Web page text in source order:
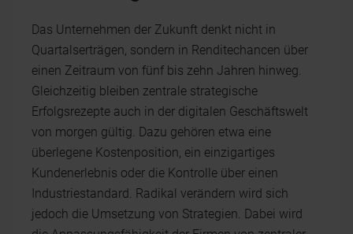
Das Unternehmen der Zukunft denkt nicht in
Quartalserträgen, sondern in Renditechancen über
einen Zeitraum von fünf bis zehn Jahren hinweg.
Gleichzeitig bleiben zentrale strategische
Erfolgsrezepte auch in der digitalen Geschäftswelt
von morgen gültig. Dazu gehören etwa eine
überlegene Kostenposition, ein einzigartiges
Kundenerlebnis oder die Kontrolle über einen
Industriestandard. Radikal verändern wird sich
jedoch die Umsetzung von Strategien. Dabei wird